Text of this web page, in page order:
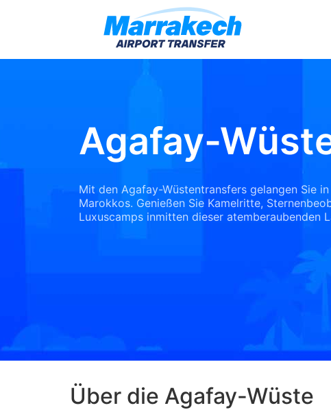
Agafay-
Mit den Agafay-Wüstentransfers gelangen Sie
Marokkos. Genießen Sie Kamelritte,
Luxuscamps inmitten dieser atemberaubenden
Über die Agafay-Wüste